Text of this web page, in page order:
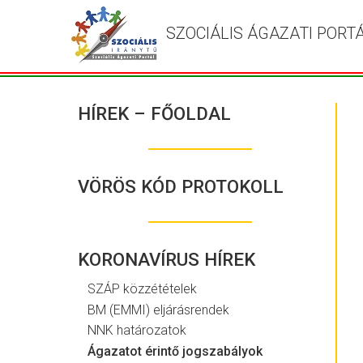
SZOCIÁLIS ÁGAZATI
HÍREK – FŐOLDAL
VÖRÖS KÓD PROTOKOLL
KORONAVÍRUS HÍREK
SZÁP közzétételek
BM (EMMI) eljárásrendek
NNK határozatok
Ágazatot érintő jogszabályok